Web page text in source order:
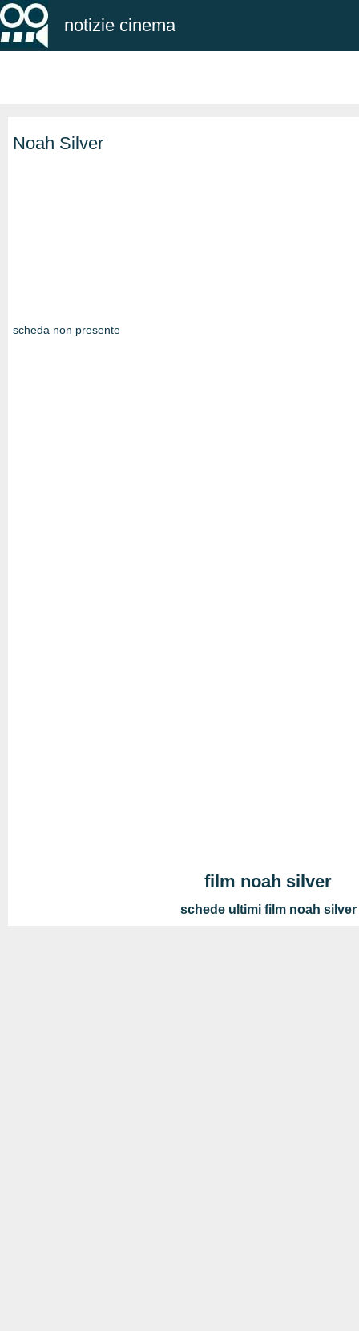
notizie cinema
Noah Silver
scheda non presente
film noah silver
schede ultimi film noah silver